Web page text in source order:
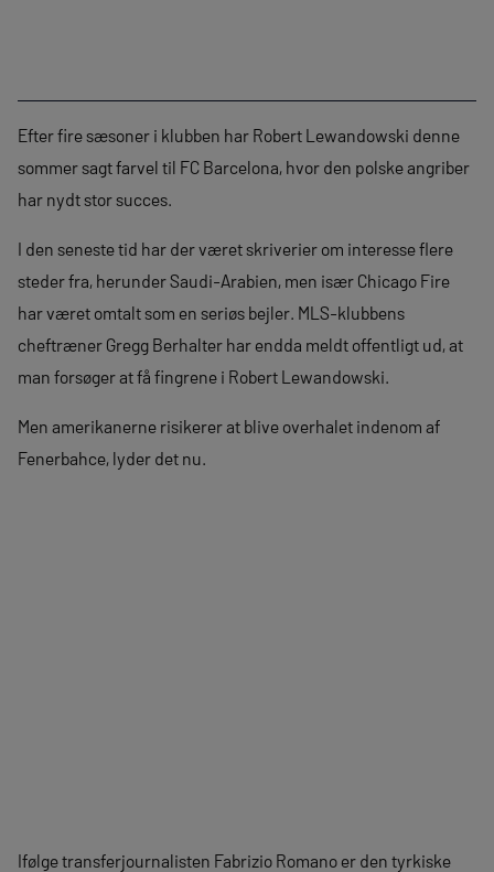
Efter fire sæsoner i klubben har Robert Lewandowski denne
sommer sagt farvel til FC Barcelona, hvor den polske angriber
har nydt stor succes.
I den seneste tid har der været skriverier om interesse flere
steder fra, herunder Saudi-Arabien, men især Chicago Fire
har været omtalt som en seriøs bejler. MLS-klubbens
cheftræner Gregg Berhalter har endda meldt offentligt ud, at
man forsøger at få fingrene i Robert Lewandowski.
Men amerikanerne risikerer at blive overhalet indenom af
Fenerbahce, lyder det nu.
Ifølge transferjournalisten Fabrizio Romano er den tyrkiske